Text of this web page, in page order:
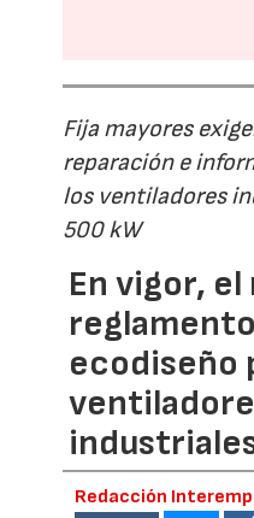
Fija mayores
reparación e
los ventiladores
500 kW
En vigor, el
ecodiseño
Redacción